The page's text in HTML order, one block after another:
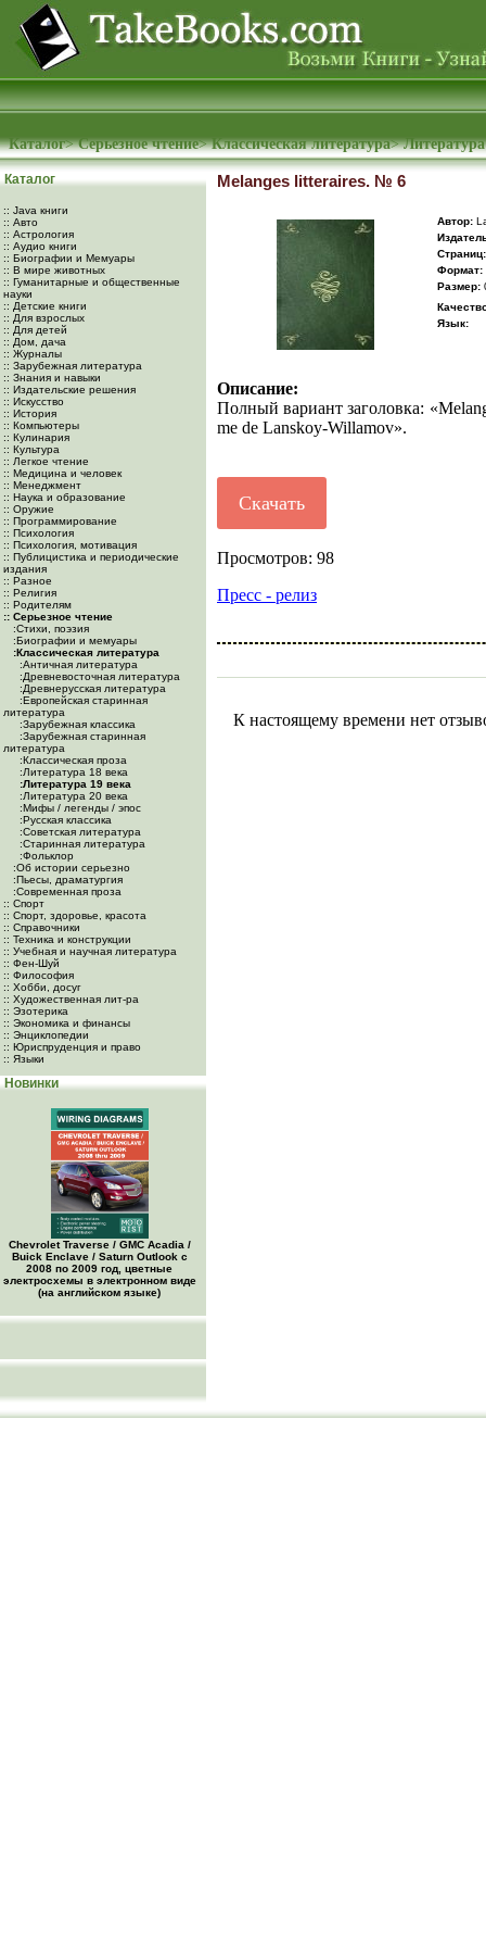
Каталог>Серьезное чтение>Классическая литература>
Каталог
:: Java книги
:: Авто
:: Астрология
:: Аудио книги
:: Биографии и Мемуары
:: В мире животных
:: Гуманитарные и общественные
науки
:: Детские книги
:: Для взрослых
:: Для детей
:: Дом, дача
:: Журналы
:: Зарубежная литература
:: Знания и навыки
:: Издательские решения
:: Искусство
:: История
:: Компьютеры
:: Кулинария
:: Культура
:: Легкое чтение
:: Медицина и человек
:: Менеджмент
:: Наука и образование
:: Оружие
:: Программирование
:: Психология
:: Психология, мотивация
:: Публицистика и периодические
издания
:: Разное
:: Религия
:: Родителям
:: Серьезное чтение
:Cтихи, поэзия
:Биографии и мемуары
:Классическая литература
:Античная литература
:Древневосточная литература
:Древнерусская литература
:Европейская старинная
литература
:Зарубежная классика
:Зарубежная старинная
литература
:Классическая проза
:Литература 18 века
:Литература 19 века
:Литература 20 века
:Мифы / легенды / эпос
:Русская классика
:Советская литература
:Старинная литература
:Фольклор
:Об истории серьезно
:Пьесы, драматургия
:Современная проза
:: Спорт
:: Спорт, здоровье, красота
:: Справочники
:: Техника и конструкции
:: Учебная и научная литература
:: Фен-Шуй
:: Философия
:: Хобби, досуг
:: Художественная лит-ра
:: Эзотерика
:: Экономика и финансы
:: Энциклопедии
:: Юриспруденция и право
:: Языки
Новинки
Chevrolet Traverse / GMC Acadia /
Buick Enclave / Saturn Outlook с
2008 по 2009 год, цветные
электросхемы в электронном виде
(на английском языке)
Melanges litteraires. № 6
Автор:
Cтраниц:
Формат:
Размер:
Язык:
Описание:
Полный вариант заголовка:
me de Lanskoy-Willamov».
Скачать
Просмотров: 98
Пресс - релиз
К настоящему времени нет